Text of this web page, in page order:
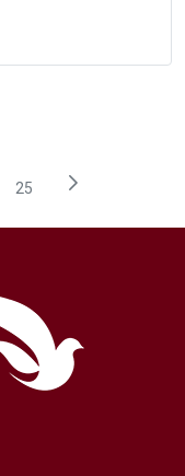
intermediárias Usar
Página
25